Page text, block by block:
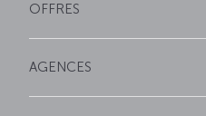
OFFRES
AGENCES